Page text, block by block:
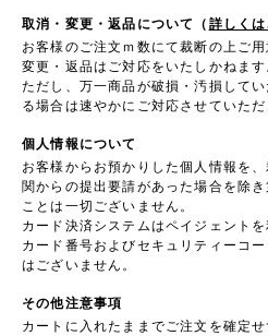
取消・変更・返品について（ 詳しく
お客様のご注文ｍ数にて裁断の上ご
変更・返品はご対応をいたしかねます
ただし、万一商品が破損・汚損して
る場合は速やかにご対応させていた
個人情報について
お客様からお預かりした個人情報を
関からの提出要請があった場合を除
ことは一切ございません。
カード決済システムはペイジェントを
カード番号およびセキュリティーコ
はございません。
その他注意事項
カートに入れたままでご注文を確定